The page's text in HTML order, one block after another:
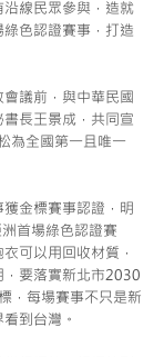
線民眾參與，造就
色認證賽事，打造
議前，與中華民國
長王景成，共同宣
為全國第一且唯一
金標賽事認證，明
首場綠色認證賽
可以用回收材質，
，要落實新北市2030
，每場賽事不只是新
到台灣。